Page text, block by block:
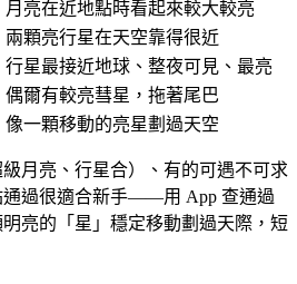
月亮在近地點時看起來較大較亮
兩顆亮行星在天空靠得很近
行星最接近地球、整夜可見、最亮
偶爾有較亮彗星，拖著尾巴
像一顆移動的亮星劃過天空
月亮、行星合）、有的可遇不可求
過很適合新手——用 App 查通過
亮的「星」穩定移動劃過天際，短